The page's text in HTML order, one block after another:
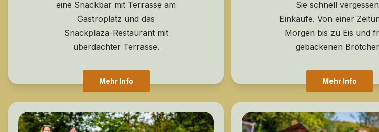
eine Snackbar mit Terrasse am
Gastroplatz und das
Snackplaza-Restaurant mit
überdachter Terrasse.
Mehr Info
Sie schnell
Einkäufe. Von einer
Morgen bis zu Eis und
gebackenen
Mehr Info